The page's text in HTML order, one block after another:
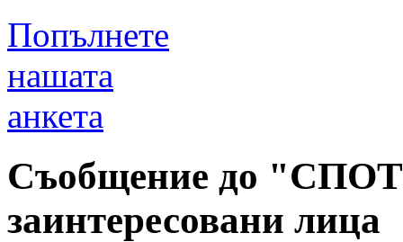
Попълнете
нашата
анкета
Съобщение до
заинтересовани лица